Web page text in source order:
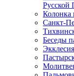
Русской
Колонка
Санкт-
Беседы
Экклесия